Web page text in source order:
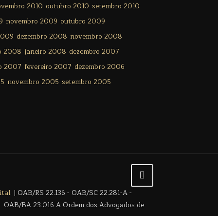
2010 outubro 2010 setembro 2010
novembro 2009 outubro 2009
dezembro 2008 novembro 2008
2008 janeiro 2008 dezembro 2007
2007 fevereiro 2007 dezembro 2006
novembro 2005 setembro 2005
. | OAB/RS 22.136 - OAB/SC 22.281-A -
BA 23.016 A Ordem dos Advogados de